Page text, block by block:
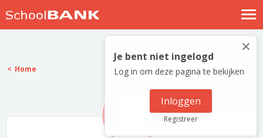
Nostalgische verhalen
Log in
Meld je gratis aan
×
Je bent niet ingelogd
Log in om deze pagina te bekijken
Inloggen
Registreer
Home